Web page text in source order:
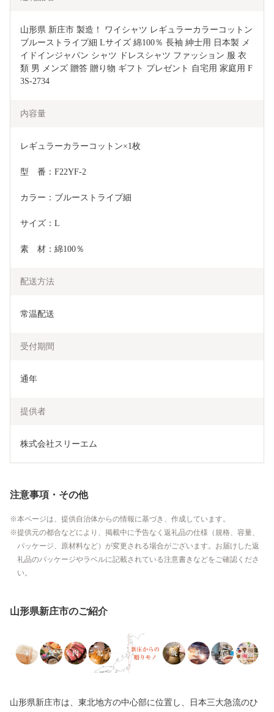
山形県 新庄市 製造！ ワイシャツ レギュラーカラーコットン
ブルーストライプ細 Lサイズ 綿100％ 長袖 紳士用 日本製 メ
イドインジャパン シャツ ドレスシャツ ファッション 服 衣
類 男 メンズ 贈答 贈り物 ギフト プレゼント 自宅用 家庭用 F
3S-2734
内容量
レギュラーカラーコットン×1枚
型　番：F22YF-2
カラー：ブルーストライプ細
サイズ：L
素　材：綿100％
配送方法
常温配送
受付期間
通年
提供者
株式会社スリーエム
注意事項・その他
本ページは、提供自治体からの情報に基づき、作成しています。
提供元の都合などにより、掲載中に予告なく返礼品の仕様（規格、容量、
パッケージ、原材料など）が変更される場合がございます。お届けした返
礼品のパッケージやラベルに記載されている注意書きなどをご確認くださ
い。
山形県新庄市のご紹介
山形県新庄市は、東北地方の中心部に位置し、日本三大急流のひ